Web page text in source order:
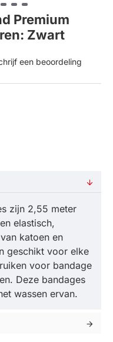
Premium
Zwart
een beoordeling
zijn 2,55 meter
elastisch,
katoen en
geschikt voor elke
voor bandage
Deze bandages
wassen ervan.